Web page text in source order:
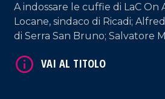
A indossare le cuffie di LaC On
Locane, sindaco di Ricadi;
di Serra San Bruno; Salvatore
Floro.
VAI AL TITOLO